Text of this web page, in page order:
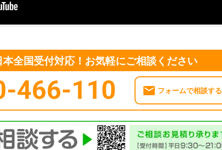
全国受付対応！お気軽にご相談ください
466-110 フォームで相談する